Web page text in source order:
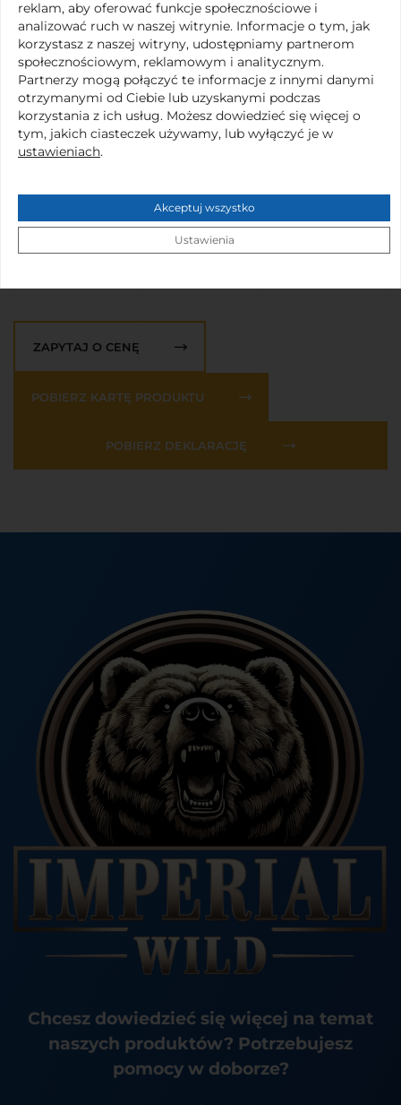
Rozmiar:od 36 do 48
Materiał: Mikrofibra
Kolory:
Kolor #111111
Kolor #ffffff
po 1 parze
ZAPYTAJ O CENĘ
POBIERZ KARTĘ PRODUKTU
POBIERZ DEKLARACJĘ
Chcesz dowiedzieć się więcej na temat
naszych produktów? Potrzebujesz
pomocy w doborze?
WYŚLIJ
reklam, aby oferować funkcje społecznościowe i
analizować ruch w naszej witrynie. Informacje o tym, jak
korzystasz z naszej witryny, udostępniamy partnerom
społecznościowym, reklamowym i analitycznym.
Partnerzy mogą połączyć te informacje z innymi danymi
otrzymanymi od Ciebie lub uzyskanymi podczas
korzystania z ich usług. Możesz dowiedzieć się więcej o
tym, jakich ciasteczek używamy, lub wyłączyć je w
ustawieniach.
Akceptuj wszystko
Ustawienia